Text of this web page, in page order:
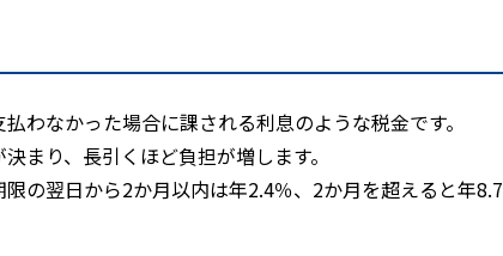
わなかった場合に課される利息のような税金です。
まり、長引くほど負担が増します。
の翌日から2か月以内は年2.4％、 2か月を超えると年8.7